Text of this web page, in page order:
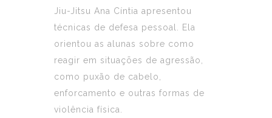
Jiu-Jitsu Ana Cíntia apresentou
técnicas de defesa pessoal. Ela
orientou as alunas sobre como
reagir em situações de agressão,
como puxão de cabelo,
enforcamento e outras formas de
violência física.